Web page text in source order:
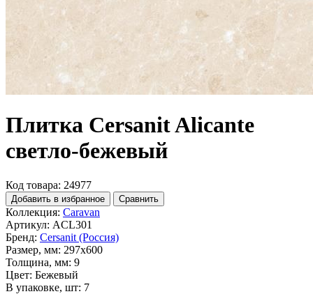
Плитка Cersanit Alicante
светло-бежевый
Код товара: 24977
Добавить в избранное Сравнить
Коллекция: Caravan
Артикул: ACL301
Бренд: Cersanit (Россия)
Размер, мм: 297x600
Толщина, мм: 9
Цвет: Бежевый
В упаковке, шт: 7